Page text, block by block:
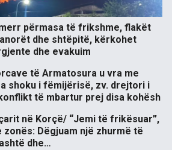
përmasa të frikshme, flakët
dhe shtëpitë, kërkohet
dhe evakuim
të Armatosura u vra me
shoku i fëmijërisë, zv. drejtori i
të mbartur prej disa kohësh
në Korçë/ “Jemi të frikësuar”,
Dëgjuam një zhurmë të
dhe…